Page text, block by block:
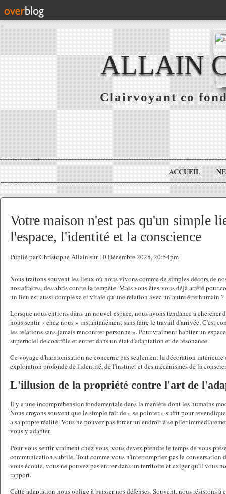
ALLAIN
Clairvoyant co
ACCUEIL
Votre maison n'est pas qu'un simple
l'espace, l'identité et la conscience
Publié par Christophe Allain sur 10 Décembre 2025, 20:54pm
Nous traitons souvent les lieux où nous vivons comme de simples décors de
nos affaires, des abris contre la tempête. Mais vous êtes-vous déjà arrêté pour
un lieu est aussi complexe et vitale qu'une relation avec un autre être humain ?
Lorsque nous entrons dans un nouvel espace, nous avons tendance à chercher
nous sentir « chez nous » instantanément sans faire le travail d'arrivée. C'est
les relations sans jamais rencontrer personne ». Pour vraiment habiter un
superficiel de contrôle et entrer dans un état d'adaptation et de résonance.
Ce voyage d'harmonisation ne concerne pas seulement la décoration
exploration profonde de l'identité, de l'instinct et des mécanismes de la
L'illusion de la propriété contre l'art de
Il y a une incompréhension fondamentale dans la manière dont les humains
Nous croyons souvent que le simple fait de « se pointer » suffit pour
a sa propre réalité. Vous ne pouvez pas forcer un endroit à se plier
vous y adapter.
Pour vous sentir vraiment chez vous, vous devez prendre le temps de vous
communication subtile. Tout comme vous n'interrompriez pas la conversation
vous écoute, vous ne pouvez pas entrer dans un territoire et exiger qu'il vous
rapport.
Cette adaptation nous oblige à baisser nos défenses. Souvent, nous résistons à